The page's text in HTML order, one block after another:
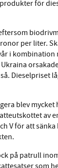
för
per liter.
i kombination
Dieselpriset
blev mycket
av
V för att
på patrull
vad vi vill göra